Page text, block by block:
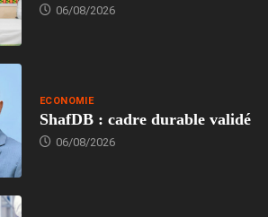
06/08/2026
ECONOMIE
ShafDB : cadre durable validé
06/08/2026